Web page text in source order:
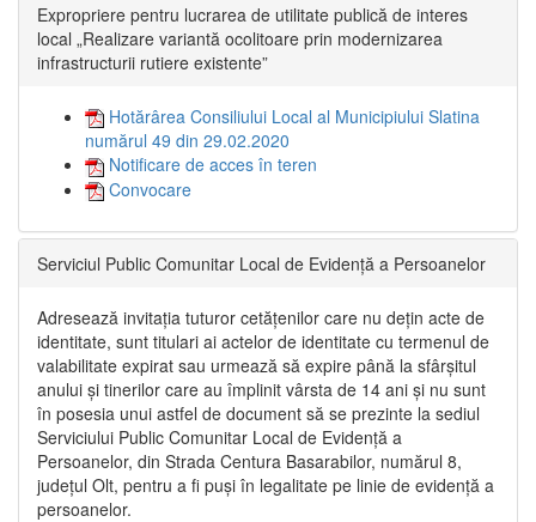
Expropriere pentru lucrarea de utilitate publică de interes
local „Realizare variantă ocolitoare prin modernizarea
infrastructurii rutiere existente”
Hotărârea Consiliului Local al Municipiului Slatina
numărul 49 din 29.02.2020
Notificare de acces în teren
Convocare
Serviciul Public Comunitar Local de Evidență a Persoanelor
Adresează invitația tuturor cetățenilor care nu dețin acte de
identitate, sunt titulari ai actelor de identitate cu termenul de
valabilitate expirat sau urmează să expire până la sfârșitul
anului și tinerilor care au împlinit vârsta de 14 ani și nu sunt
în posesia unui astfel de document să se prezinte la sediul
Serviciului Public Comunitar Local de Evidență a
Persoanelor, din Strada Centura Basarabilor, numărul 8,
județul Olt, pentru a fi puși în legalitate pe linie de evidență a
persoanelor.